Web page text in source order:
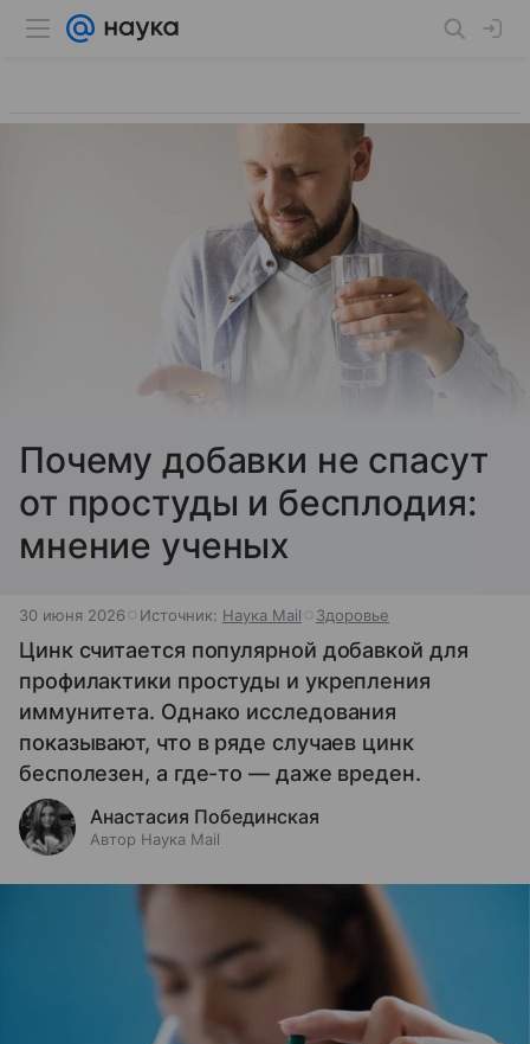
Почему добавки не спасут
от простуды и бесплодия:
мнение ученых
30 июня 2026 Источник: Наука Mail Здоровье
Цинк считается популярной добавкой для
профилактики простуды и укрепления
иммунитета. Однако исследования
показывают, что в ряде случаев цинк
бесполезен, а где-то — даже вреден.
Анастасия Побединская
Автор Наука Mail